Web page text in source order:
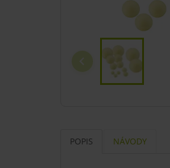
POPIS NÁVODY